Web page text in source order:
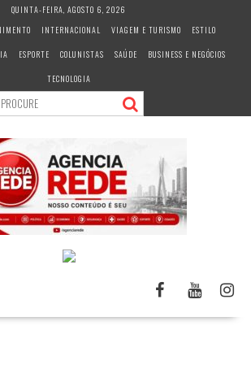
QUINTA-FEIRA, AGOSTO 6, 2026
INTERNACIONAL VIAGEM E TURISMO
ESTILO
ESPORTE COLUNISTAS SAÚDE
BUSINESS E NEGÓCIOS
TECNOLOGIA